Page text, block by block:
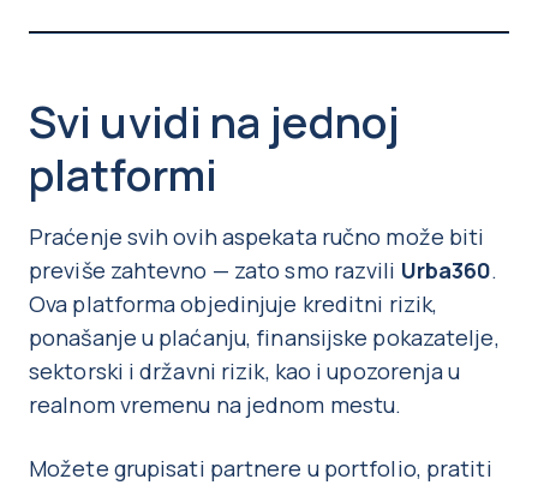
Svi uvidi na jednoj
platformi
Praćenje svih ovih aspekata ručno može biti
previše zahtevno — zato smo razvili Urba360.
Ova platforma objedinjuje kreditni rizik,
ponašanje u plaćanju, finansijske pokazatelje,
sektorski i državni rizik, kao i upozorenja u
realnom vremenu na jednom mestu.
Možete grupisati partnere u portfolio, pratiti